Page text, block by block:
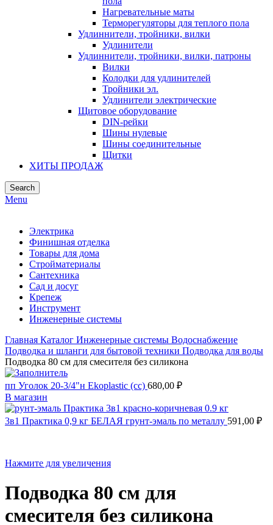
Нагревательные маты
Терморегуляторы для теплого пола
Удлиннители, тройники, вилки
Удлинители
Удлиннители, тройники, вилки, патроны
Вилки
Колодки для удлинителей
Тройники эл.
Удлинители электрические
Щитовое оборудование
DIN-рейки
Шины нулевые
Шины соединительные
Щитки
ХИТЫ ПРОДАЖ
Search
Menu
Электрика
Финишная отделка
Товары для дома
Стройматериалы
Сантехника
Сад и досуг
Крепеж
Инструмент
Инженерные системы
Главная Каталог Инженерные системы Водоснабжение
Подводка и шланги для бытовой техники Подводка для воды
Подводка 80 см для смесителя без силикона
пп Уголок 20-3/4"н Ekoplastic (сс) 680,00 ₽
В магазин
3в1 Практика 0,9 кг БЕЛАЯ грунт-эмаль по металлу 591,00 ₽
Нажмите для увеличения
Подводка 80 см для
смесителя без силикона